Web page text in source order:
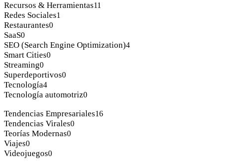
Recursos & Herramientas11
Redes Sociales1
Restaurantes0
SaaS0
SEO (Search Engine Optimization)4
Smart Cities0
Streaming0
Superdeportivos0
Tecnología4
Tecnología automotriz0
Tendencias Empresariales16
Tendencias Virales0
Teorías Modernas0
Viajes0
Videojuegos0